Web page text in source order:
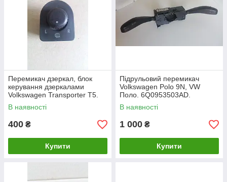
Перемикач дзеркал, блок
керування дзеркалами
Volkswagen Transporter Т5.
7E1959565E.
В наявності
400 ₴
Купити
Підрульовий перемикач
Volkswagen Polo 9N, VW
Поло. 6Q0953503AD.
В наявності
1 000 ₴
Купити